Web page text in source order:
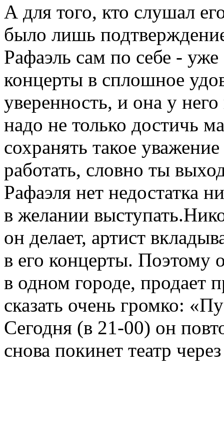
А для того, кто слушал
было лишь
Рафаэль сам по себе -
концерты в сплошное
уверенность, и она у
надо не только достичь
сохранять такое
работать, словно ты
Рафаэля нет недостатка
в желании
он делает, артист
в его концерты. Поэтому
в одном городе, продает
сказать очень громко:
Сегодня (в 21-00) он
снова покинет театр